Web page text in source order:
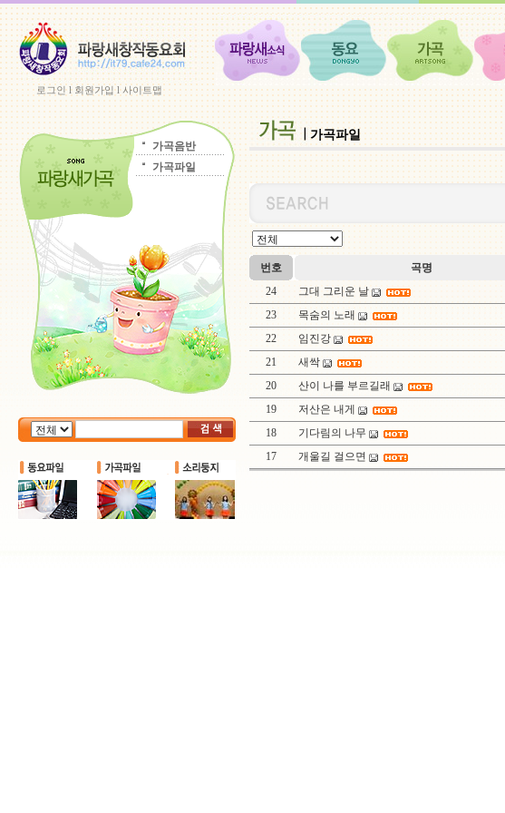
로그인l 회원가입l사이트맵
가곡음반
가곡파일
가곡파일
번호 곡명
24
그대 그리운 날
23
목숨의 노래
22
임진강
21
새싹
20
산이 나를 부르길래
19
저산은 내게
18
기다림의 나무
17
개울길 걸으면